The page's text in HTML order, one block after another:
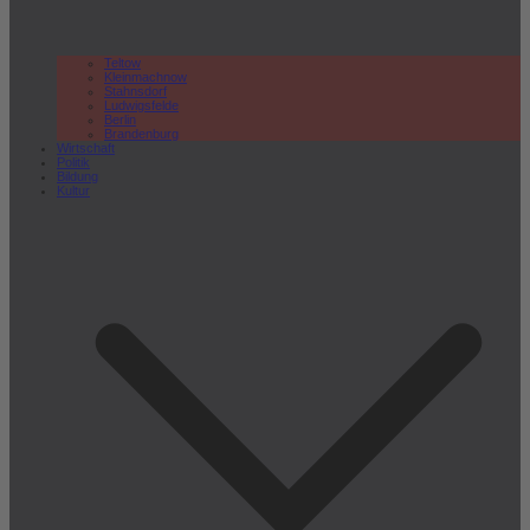
Teltow
Kleinmachnow
Stahnsdorf
Ludwigsfelde
Berlin
Brandenburg
Wirtschaft
Politik
Bildung
Kultur